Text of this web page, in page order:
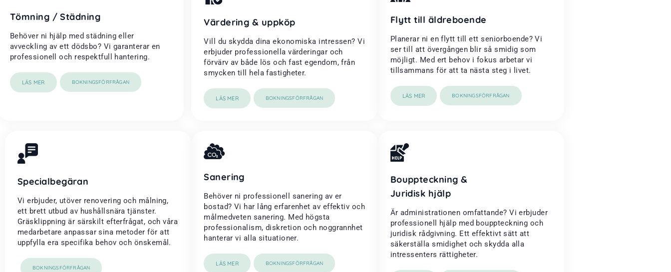
Tömning / Städning
Behöver ni hjälp med städning eller
avveckling av ett dödsbo? Vi garanterar en
professionell och respektfull hantering.
LÄS MER BOKNINGSFÖRFRÅGAN
Värdering & uppköp
Vill du skydda dina ekonomiska intressen? Vi
erbjuder professionella värderingar och
förvärv av både lös och fast egendom, från
smycken till hela fastigheter.
LÄS MER BOKNINGSFÖRFRÅGAN
Flytt till äldreboende
Planerar ni en flytt till ett seniorboende? Vi
ser till att övergången blir så smidig som
möjligt. Med ert behov i fokus arbetar vi
tillsammans för att ta nästa steg i livet.
LÄS MER BOKNINGSFÖRFRÅGAN
Specialbegäran
Vi erbjuder, utöver renovering och målning,
ett brett utbud av hushållsnära tjänster.
Gräsklippning är särskilt efterfrågat, och våra
medarbetare anpassar sina metoder för att
uppfylla era specifika behov och önskemål.
BOKNINGSFÖRFRÅGAN
Sanering
Behöver ni professionell sanering av er
bostad? Vi har lång erfarenhet av effektiv och
målmedveten sanering. Med högsta
professionalism, diskretion och noggrannhet
hanterar vi alla situationer.
LÄS MER BOKNINGSFÖRFRÅGAN
Bouppteckning &
Juridisk hjälp
Är administrationen omfattande? Vi erbjuder
professionell hjälp med bouppteckning och
juridisk rådgivning. Ett effektivt sätt att
säkerställa smidighet och skydda alla
intressenters rättigheter.